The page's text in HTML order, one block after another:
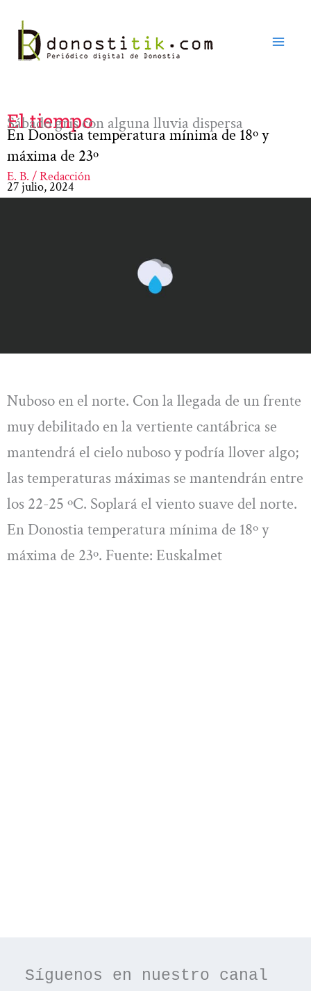
contenido
El tiempo
Sábado gris con alguna lluvia dispersa
En Donostia temperatura mínima de 18º y
máxima de 23º
E. B. / Redacción
27 julio, 2024
Nuboso en el norte. Con la llegada de un frente
muy debilitado en la vertiente cantábrica se
mantendrá el cielo nuboso y podría llover algo;
las temperaturas máximas se mantendrán entre
los 22-25 ºC. Soplará el viento suave del norte.
En Donostia temperatura mínima de 18º y
máxima de 23º. Fuente: Euskalmet
Síguenos en nuestro canal